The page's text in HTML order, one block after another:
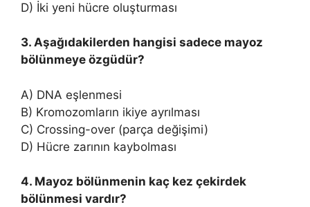
D) İki yeni hücre oluşturması
3. Aşağıdakilerden hangisi sadece mayoz
bölünmeye özgüdür?
A) DNA eşlenmesi
B) Kromozomların ikiye ayrılması
C) Crossing-over (parça değişimi)
D) Hücre zarının kaybolması
4. Mayoz bölünmenin kaç kez çekirdek
bölünmesi vardır?